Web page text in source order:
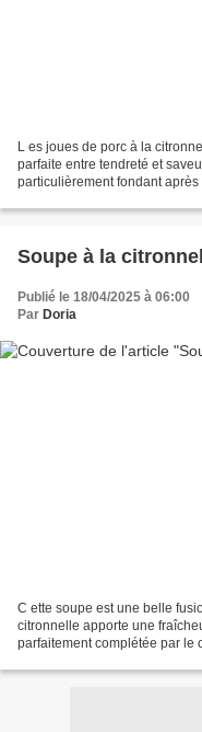
L es joues de porc à la
parfaite entre tendreté et
particulièrement fondant
Soupe à la
Publié le 18/04/2025 à 06:00
Par Doria
C ette soupe est une belle
citronnelle apporte une
parfaitement complétée par le